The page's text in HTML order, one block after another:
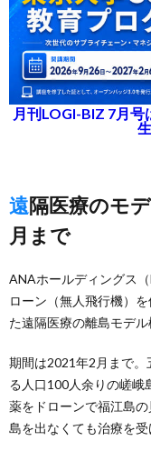
月刊LOGI-BIZ 7月
遠隔医療のモデル構築で実証実験、21年2
月まで
ANAホールディングス
ローン（無人飛行機）
た遠隔医療の離島モデ
期間は2021年2月まで
る人口100人余りの嵯峨
薬をドローンで福江島
島を出なくても治療を受